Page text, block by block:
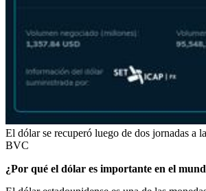
El dólar se recuperó luego de dos jornadas a
BVC
¿Por qué el dólar es importante en el